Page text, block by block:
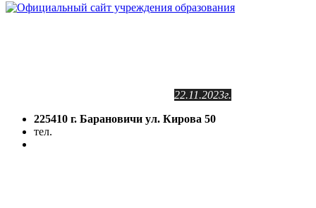
22.11.2023г.
225410 г. Барановичи ул. Кирова 50
тел.